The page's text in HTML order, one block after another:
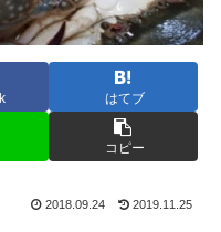
はてブ
コピー
2018.09.24 2019.11.25